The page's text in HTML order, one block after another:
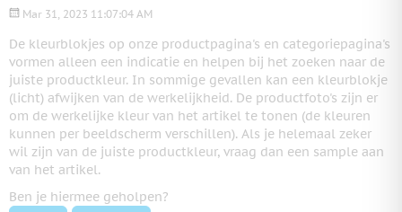
Mar 31, 2023 11:07:04 AM
De kleurblokjes op onze productpagina's en categoriepagina's
vormen alleen een indicatie en helpen bij het zoeken naar de
juiste productkleur. In sommige gevallen kan een kleurblokje
(licht) afwijken van de werkelijkheid. De productfoto's zijn er
om de werkelijke kleur van het artikel te tonen (de kleuren
kunnen per beeldscherm verschillen). Als je helemaal zeker
wil zijn van de juiste productkleur, vraag dan een sample aan
van het artikel.
Ben je hiermee geholpen?